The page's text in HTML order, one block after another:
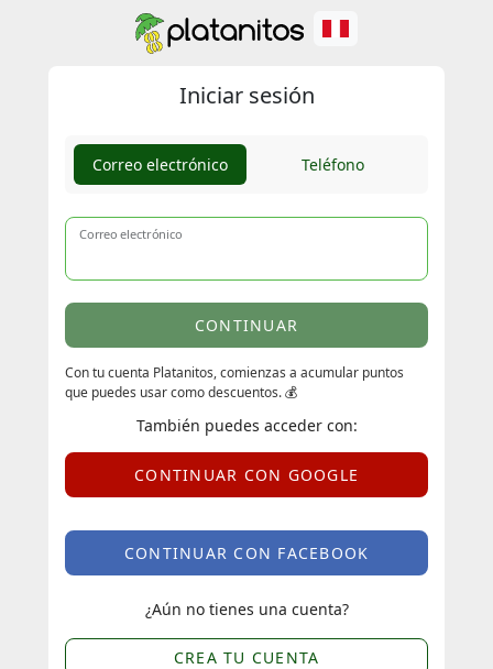
Iniciar sesión
Correo electrónico Teléfono
Correo electrónico
CONTINUAR
Con tu cuenta Platanitos, comienzas a acumular puntos
que puedes usar como descuentos. 💰
También puedes acceder con:
CONTINUAR CON GOOGLE
CONTINUAR CON FACEBOOK
¿Aún no tienes una cuenta?
CREA TU CUENTA